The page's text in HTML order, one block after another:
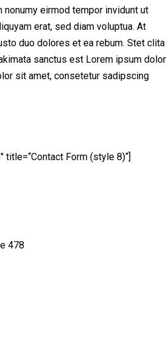
eirmod tempor invidunt ut
erat, sed diam voluptua. At
duo dolores et ea rebum. Stet clita
sanctus est Lorem ipsum dolor
sit amet, consetetur sadipscing
title=“Contact Form (style 8)“]
478